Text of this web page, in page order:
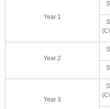
Year 1
Year 2
Year 3